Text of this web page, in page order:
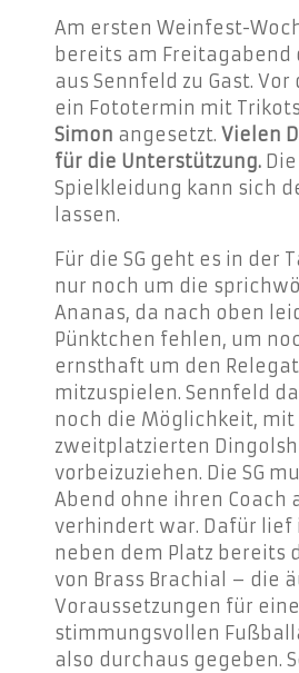
Am ersten Weinfest-
bereits am
aus Sennfeld zu Gast.
ein Fototermin mit
Simon angesetzt. Vielen
für die Unterstützung.
Spielkleidung kann sich
lassen.
Für die SG geht es in der
nur noch um die
Ananas, da nach oben
Pünktchen fehlen, um
ernsthaft um den
mitzuspielen. Sennfeld
noch die Möglichkeit, mit
zweitplatzierten
vorbeizuziehen. Die SG
Abend ohne ihren Coach
verhindert war. Dafür lief
neben dem Platz bereits
von Brass Brachial – die
Voraussetzungen für
stimmungsvollen
also durchaus gegeben.